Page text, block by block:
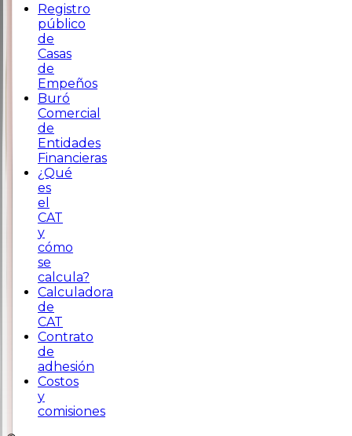
Registro
público
de
Casas
de
Empeños
Buró
Comercial
de
Entidades
Financieras
¿Qué
es
el
CAT
y
cómo
se
calcula?
Calculadora
de
CAT
Contrato
de
adhesión
Costos
y
comisiones